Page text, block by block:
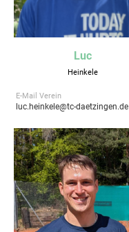
Luc
Heinkele
E-Mail Verein
luc.heinkele@tc-daetzingen.de